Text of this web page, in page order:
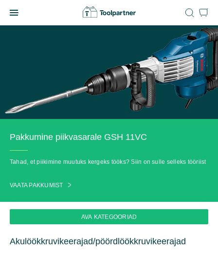
to
Toolpartner
Pakkumine piikvasarale GSH 11VC
Tahad, et piikimine muutuks kergeks tööks? Siin on sulle selleks tööriist
VAATA PAKKUMIST
AVA KATEGOORIAD
Akulöökkruvikeerajad/pöördlöökkruvikeerajad